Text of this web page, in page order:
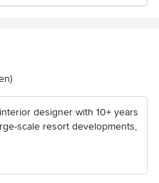
von 5 Sternen
designer with 10+ years
scale resort developments,